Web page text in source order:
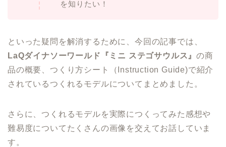
を知りたい！
といった疑問を解消するために、今回の記事では、
LaQダイナソーワールド『ミニ ステゴサウルス』の商
品の概要、つくり方シート（Instruction Guide)で紹介
されているつくれるモデルについてまとめました。
さらに、つくれるモデルを実際につくってみた感想や
難易度についてたくさんの画像を交えてお話していま
す。